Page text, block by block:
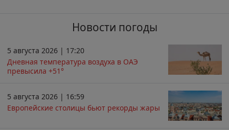
Новости погоды
5 августа 2026 | 17:20
Дневная температура воздуха в ОАЭ
превысила +51°
5 августа 2026 | 16:59
Европейские столицы бьют рекорды жары